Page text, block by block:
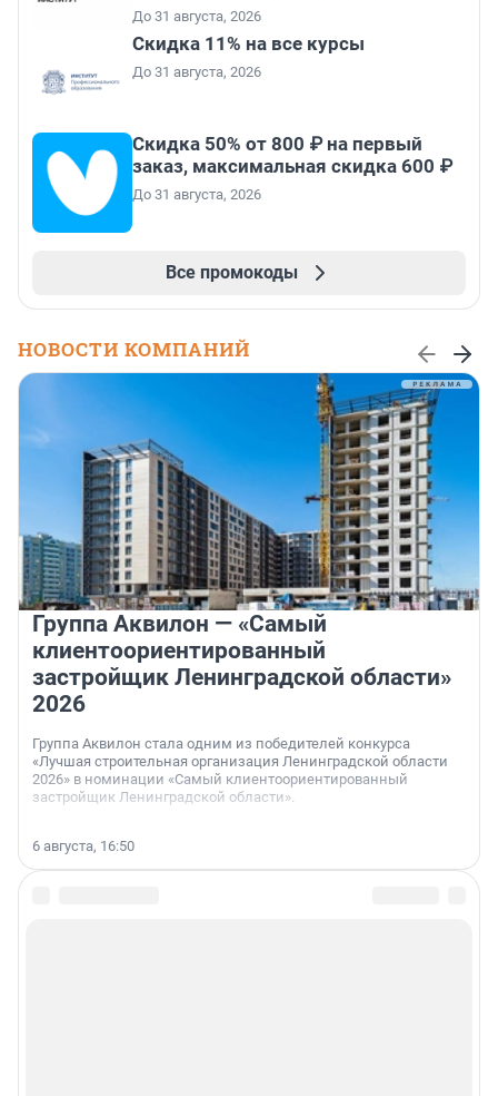
До 31 августа, 2026
Скидка 11% на все курсы
До 31 августа, 2026
Скидка 50% от 800 ₽ на первый
заказ, максимальная скидка 600 ₽
До 31 августа, 2026
Все промокоды
НОВОСТИ КОМПАНИЙ
Группа Аквилон — «Самый
клиентоориентированный
застройщик Ленинградской области»
2026
Группа Аквилон стала одним из победителей конкурса
«Лучшая строительная организация Ленинградской области
2026» в номинации «Самый клиентоориентированный
застройщик Ленинградской области».
6 августа, 16:50